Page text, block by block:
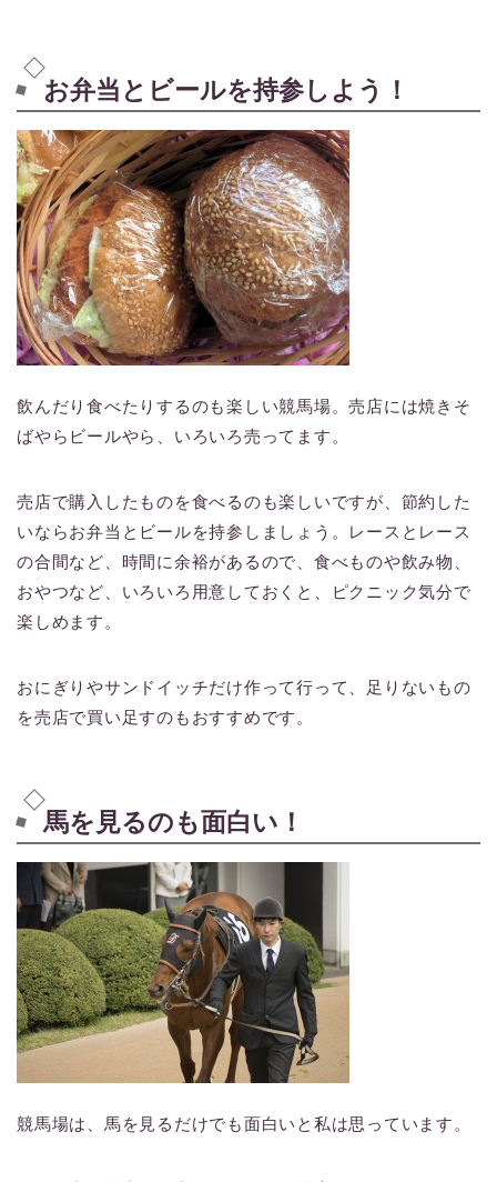
お弁当とビールを持参しよう！
飲んだり食べたりするのも楽しい競馬場。売店には焼きそ
ばやらビールやら、いろいろ売ってます。
売店で購入したものを食べるのも楽しいですが、節約した
いならお弁当とビールを持参しましょう。レースとレース
の合間など、時間に余裕があるので、食べものや飲み物、
おやつなど、いろいろ用意しておくと、ピクニック気分で
楽しめます。
おにぎりやサンドイッチだけ作って行って、足りないもの
を売店で買い足すのもおすすめです。
馬を見るのも面白い！
競馬場は、馬を見るだけでも面白いと私は思っています。